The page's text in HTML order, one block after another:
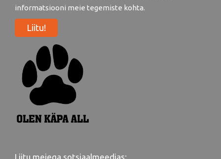
informatsiooni meie tegemiste kohta.
Liitu!
Liitu meiega sotsiaalmeedias: